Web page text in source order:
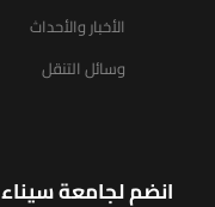
الأخبار والأحداث
وسائل التنقل
انضم لجامعة سيناء